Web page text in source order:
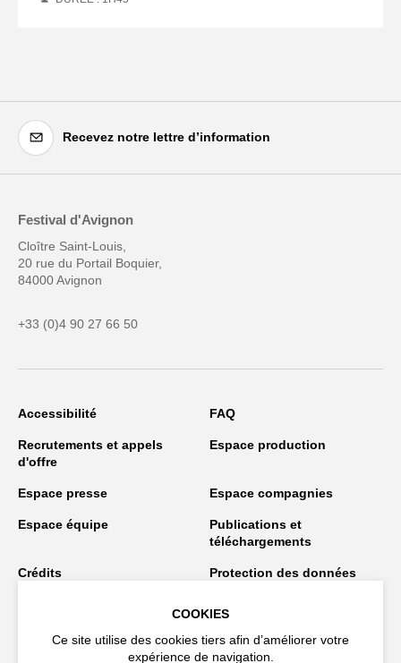
Recevez notre lettre d’information
Festival d'Avignon
Cloître Saint-Louis,
20 rue du Portail Boquier,
84000 Avignon
+33 (0)4 90 27 66 50
Accessibilité FAQ
Recrutements et appels
d'offre
Espace production
Espace presse Espace compagnies
Espace équipe
Publications et
téléchargements
Crédits
Protection des données
COOKIES
Ce site utilise des cookies tiers afin d’améliorer votre
expérience de navigation.